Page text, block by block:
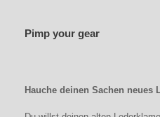
Pimp your gear
Hauche deinen Sachen neues